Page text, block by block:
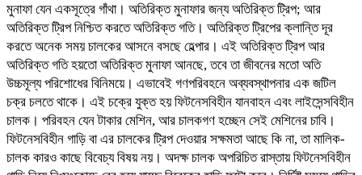
মুনাফা যেন একসূত্রে গাঁথা। অতিরিক্ত মুনাফার জন্য অতিরিক্ত ট্রিপ; আর
অতিরিক্ত ট্রিপ নিশ্চিত করতে অতিরিক্ত গতি। অতিরিক্ত ট্রিপের ক্লান্তি দূর
করতে অনেক সময় চালকের আসনে বসছে হেল্পার। এই অতিরিক্ত ট্রিপ আর
অতিরিক্ত গতি হয়তো অতিরিক্ত মুনাফা আনছে, তবে তা জীবনের মতো অতি
উচ্চমূল্য পরিশোধের বিনিময়ে। এভাবেই গণপরিবহনে অব্যবস্থাপনার এক জটিল
চক্র চলতে থাকে। এই চক্রে যুক্ত হয় ফিটনেসবিহীন যানবাহন এবং লাইসেন্সবিহীন
চালক। পরিবহন যেন টাকার মেশিন, আর চালকগণ হচ্ছেন সেই মেশিনের চাবি।
ফিটনেসবিহীন গাড়ি বা এর চালকের ট্রিপ দেওয়ার সক্ষমতা আছে কি না, তা মালিক-
চালক কারও কাছে বিবেচ্য বিষয় নয়। অদক্ষ চালক অপরিচিত রাস্তায় ফিটনেসবিহীন